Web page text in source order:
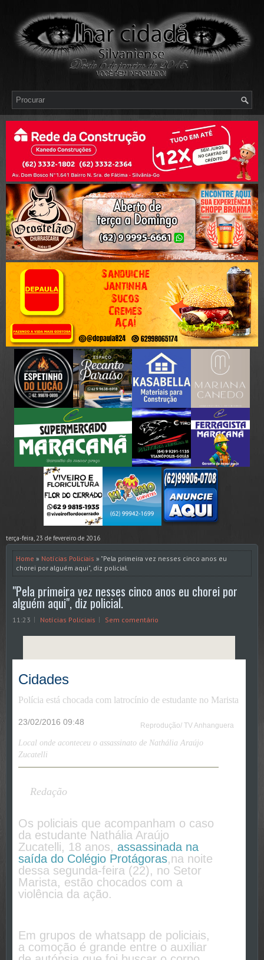
terça-feira, 23 de fevereiro de 2016
Home » Notícias Policiais » "Pela primeira vez nesses cinco anos eu
chorei por alguém aqui", diz policial.
"Pela primeira vez nesses cinco anos eu chorei por
alguém aqui", diz policial.
11:23 Notícias Policiais Sem comentário
Cidades
Polícia está chocada com latrocínio de estudante no Marista
23/02/2016 09:48 Reprodução/ TV Anhanguera
Local onde aconteceu o assassinato de Nathália Araújo
Zucatelli
Redação
Os policiais que acompanham o caso
da estudante Nathália Araújo
Zucatelli, 18 anos, assassinada na
saída do Colégio Protágoras,na noite
dessa segunda-feira (22), no Setor
Marista, estão chocados com a
violência da ação.
Em grupos de whatsapp de policiais,
a comoção é grande entre o auxiliar